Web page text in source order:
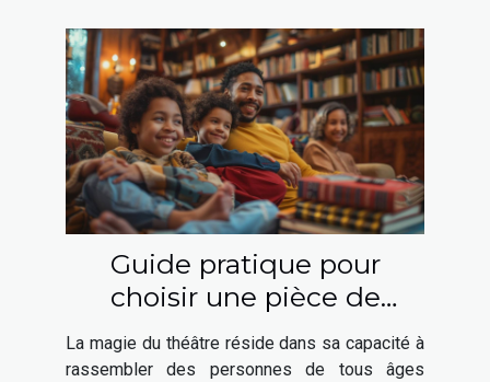
Guide pratique pour
choisir une pièce de
théâtre adaptée à toute la
famille
La magie du théâtre réside dans sa capacité à
rassembler des personnes de tous âges